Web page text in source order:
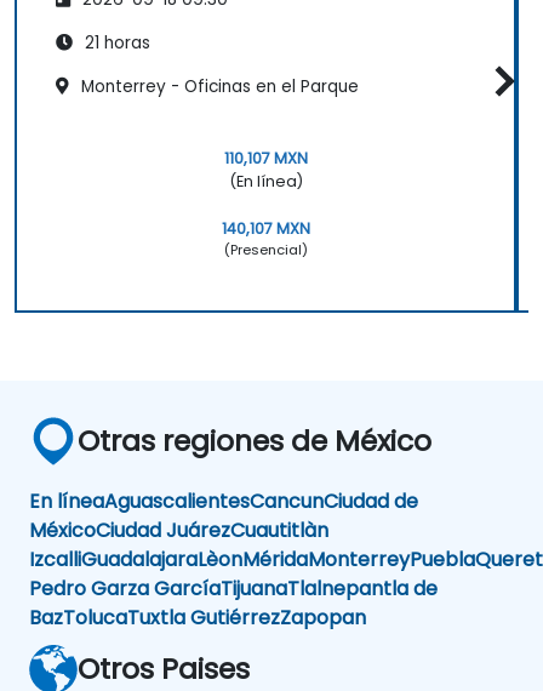
21 horas
Monterrey - Oficinas en el Parque
110,107 MXN
(En línea)
140,107 MXN
(Presencial)
Otras regiones de México
En líneaAguascalientesCancunCiudad de
MéxicoCiudad JuárezCuautitlàn
IzcalliGuadalajaraLèonMéridaMonterreyPuebla
Pedro Garza GarcíaTijuanaTlalnepantla de
BazTolucaTuxtla GutiérrezZapopan
Otros Paises